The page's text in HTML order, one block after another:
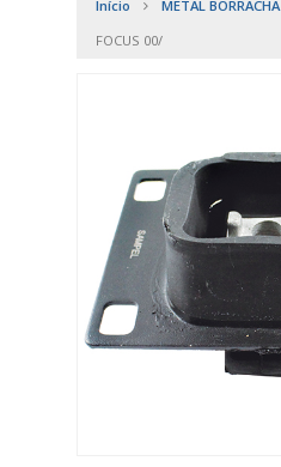
Início METAL BORRACHA
FOCUS 00/